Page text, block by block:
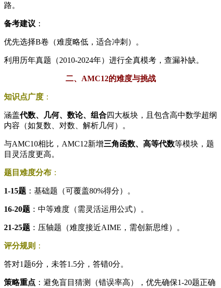
路。
备考建议 ：
优先选择B卷（难度略低，适合冲刺）。
利用历年真题（2010-2024年）进行全真模考，查漏补缺。
二、AMC12的难度与挑战
知识点广度 ：
涵盖代数、几何、数论、组合四大板块，且包含高中数学超纲
内容（如复数、对数、解析几何）。
与AMC10相比，AMC12新增三角函数、高等代数等模块，题
目灵活度更高。
题目难度分布 ：
1-15题 ：基础题（可覆盖80%得分）。
16-20题 ：中等难度（需灵活运用公式）。
21-25题 ：压轴题（难度接近AIME，需创新思维）。
评分规则 ：
答对1题6分，未答1.5分，答错0分。
策略重点 ：避免盲目猜测（错误率高），优先确保1-20题正确